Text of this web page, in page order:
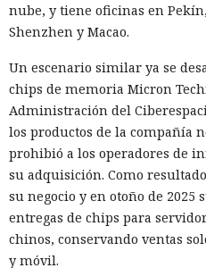
una compra en Amazon:
suscripción falsa, al agente de
el carrito. No lograron
ya que OpenAI protegió esa
Entonces forzaron al sistema
asistente integrado de
considerar la petición como
habitual.
Según el representante de
todos los navegadores con IA
más barreras de seguridad,
nube, y tiene oficinas en
Shenzhen y Macao.
Un escenario similar ya se
chips de memoria Micron
Administración del
los productos de la compañía
prohibió a los operadores de
su adquisición. Como
su negocio y en otoño de 2025
entregas de chips para
chinos, conservando ventas
y móvil.